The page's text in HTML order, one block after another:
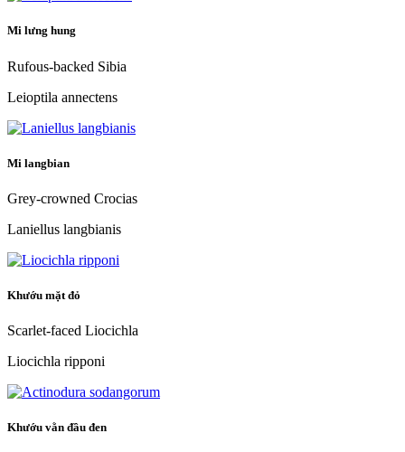
Mi lưng hung
Rufous-backed Sibia
Leioptila annectens
Mi langbian
Grey-crowned Crocias
Laniellus langbianis
Khướu mặt đỏ
Scarlet-faced Liocichla
Liocichla ripponi
Khướu vằn đầu đen